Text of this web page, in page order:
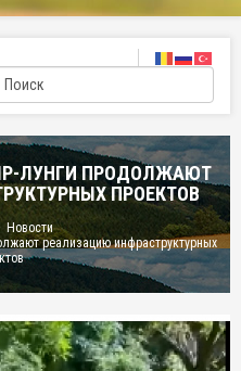
ЛУНГИ ПРОДОЛЖАЮТ
ПРОЕКТОВ
Новости
реализацию инфраструктурных